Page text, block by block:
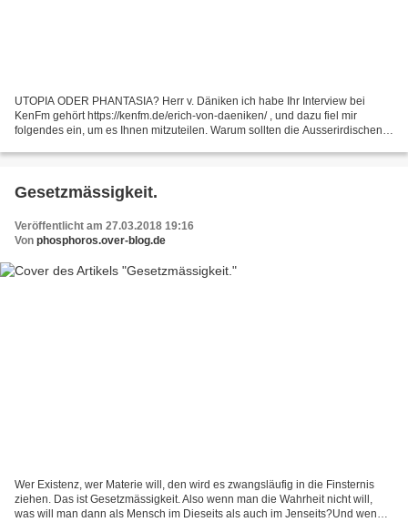
UTOPIA ODER PHANTASIA? Herr v. Däniken ich habe Ihr Interview bei
KenFm gehört https://kenfm.de/erich-von-daeniken/ , und dazu fiel mir
folgendes ein, um es Ihnen mitzuteilen. Warum sollten die Ausserirdischen
Gesetzmässigkeit.
Veröffentlicht am 27.03.2018 19:16
Von phosphoros.over-blog.de
Wer Existenz, wer Materie will, den wird es zwangsläufig in die Finsternis
ziehen. Das ist Gesetzmässigkeit. Also wenn man die Wahrheit nicht will,
was will man dann als Mensch im Dieseits als auch im Jenseits?Und wenn